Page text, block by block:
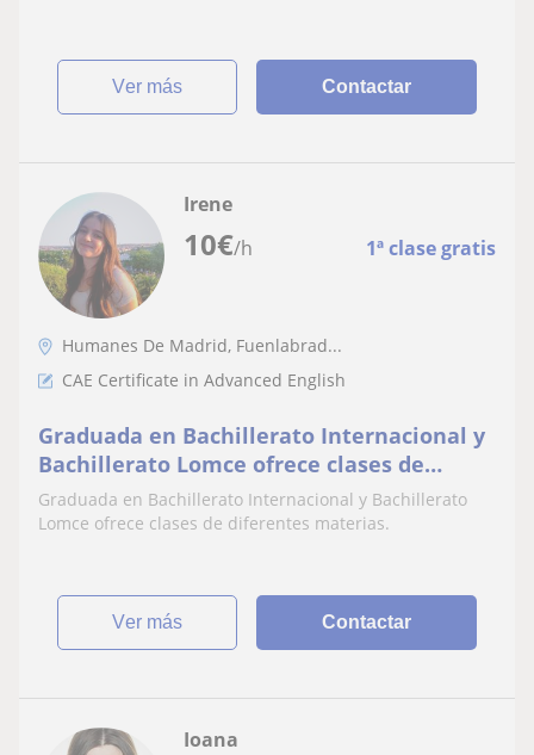
ver más Contactar
10€/h 1ª clase gratis
Irene
Humanes De Madrid, Fuenlabrad...
CAE Certificate in Advanced English
Graduada en Bachillerato Internacional y
Bachillerato Lomce ofrece clases de
diferentes materias
Graduada en Bachillerato Internacional y Bachillerato
Lomce ofrece clases de diferentes materias.
ver más Contactar
Ioana